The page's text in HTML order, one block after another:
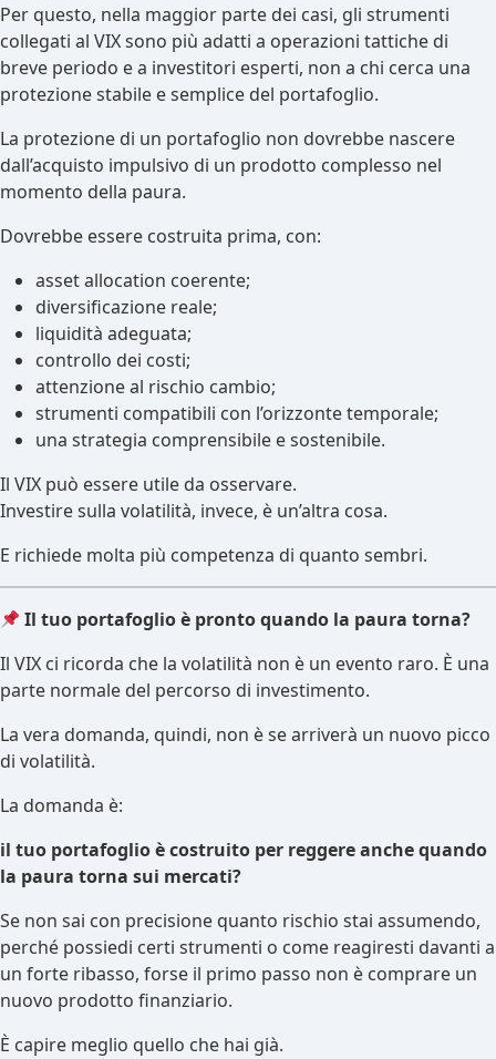
Per questo, nella maggior parte dei casi, gli strumenti
collegati al VIX sono più adatti a operazioni tattiche di
breve periodo e a investitori esperti, non a chi cerca una
protezione stabile e semplice del portafoglio.
La protezione di un portafoglio non dovrebbe nascere
dall’acquisto impulsivo di un prodotto complesso nel
momento della paura.
Dovrebbe essere costruita prima, con:
asset allocation coerente;
diversificazione reale;
liquidità adeguata;
controllo dei costi;
attenzione al rischio cambio;
strumenti compatibili con l’orizzonte temporale;
una strategia comprensibile e sostenibile.
Il VIX può essere utile da osservare.
Investire sulla volatilità, invece, è un’altra cosa.
E richiede molta più competenza di quanto sembri.
Il tuo portafoglio è pronto quando la paura torna?
Il VIX ci ricorda che la volatilità non è un evento raro. È una
parte normale del percorso di investimento.
La vera domanda, quindi, non è se arriverà un nuovo picco
di volatilità.
La domanda è:
il tuo portafoglio è costruito per reggere anche quando
la paura torna sui mercati?
Se non sai con precisione quanto rischio stai assumendo,
perché possiedi certi strumenti o come reagiresti davanti a
un forte ribasso, forse il primo passo non è comprare un
nuovo prodotto finanziario.
È capire meglio quello che hai già.